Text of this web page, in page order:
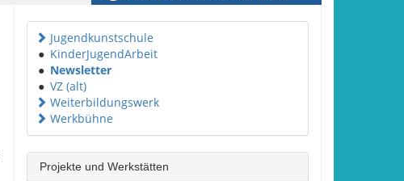
Jugendkunstschule
● KinderJugendArbeit
● Newsletter
● VZ (alt)
Weiterbildungswerk
Werkbühne
Projekte und Werkstätten